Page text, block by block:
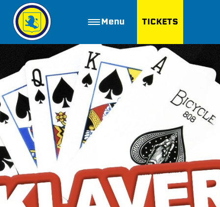
Menu TICKETS
ZOEKEN
Golfbaan Ter Specke
Webshop
Nieuws
Vacatures
Join FC Lisse
Aanmelden voor proeftraining
Lid worden van FC Lisse